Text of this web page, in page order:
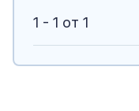
1 - 1 от 1